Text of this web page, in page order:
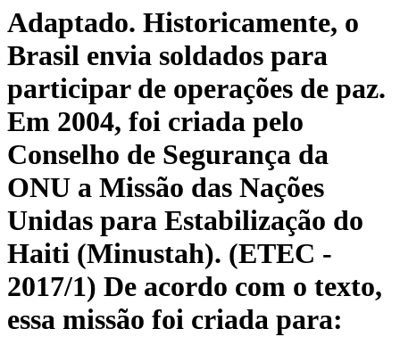
Adaptado. Historicamente, o
Brasil envia soldados para
participar de operações de paz.
Em 2004, foi criada pelo
Conselho de Segurança da
ONU a Missão das Nações
Unidas para Estabilização do
Haiti (Minustah). (ETEC -
2017/1) De acordo com o texto,
essa missão foi criada para: